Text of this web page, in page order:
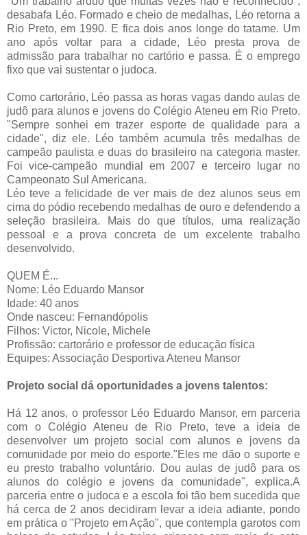
desabafa Léo. Formado e cheio de medalhas, Léo retorna a
Rio Preto, em 1990. E fica dois anos longe do tatame. Um
ano após voltar para a cidade, Léo presta prova de
admissão para trabalhar no cartório e passa. É o emprego
fixo que vai sustentar o judoca.
Como cartorário, Léo passa as horas vagas dando aulas de
judô para alunos e jovens do Colégio Ateneu em Rio Preto.
"Sempre sonhei em trazer esporte de qualidade para a
cidade", diz ele. Léo também acumula três medalhas de
campeão paulista e duas do brasileiro na categoria master.
Foi vice-campeão mundial em 2007 e terceiro lugar no
Campeonato Sul Americana.
Léo teve a felicidade de ver mais de dez alunos seus em
cima do pódio recebendo medalhas de ouro e defendendo a
seleção brasileira. Mais do que títulos, uma realização
pessoal e a prova concreta de um excelente trabalho
desenvolvido.
QUEM É...
Nome: Léo Eduardo Mansor
Idade: 40 anos
Onde nasceu: Fernandópolis
Filhos: Victor, Nicole, Michele
Profissão: cartorário e professor de educação física
Equipes: Associação Desportiva Ateneu Mansor
Projeto social dá oportunidades a jovens talentos:
Há 12 anos, o professor Léo Eduardo Mansor, em parceria
com o Colégio Ateneu de Rio Preto, teve a ideia de
desenvolver um projeto social com alunos e jovens da
comunidade por meio do esporte."Eles me dão o suporte e
eu presto trabalho voluntário. Dou aulas de judô para os
alunos do colégio e jovens da comunidade", explica.A
parceria entre o judoca e a escola foi tão bem sucedida que
há cerca de 2 anos decidiram levar a ideia adiante, pondo
em prática o "Projeto em Ação", que contempla garotos com